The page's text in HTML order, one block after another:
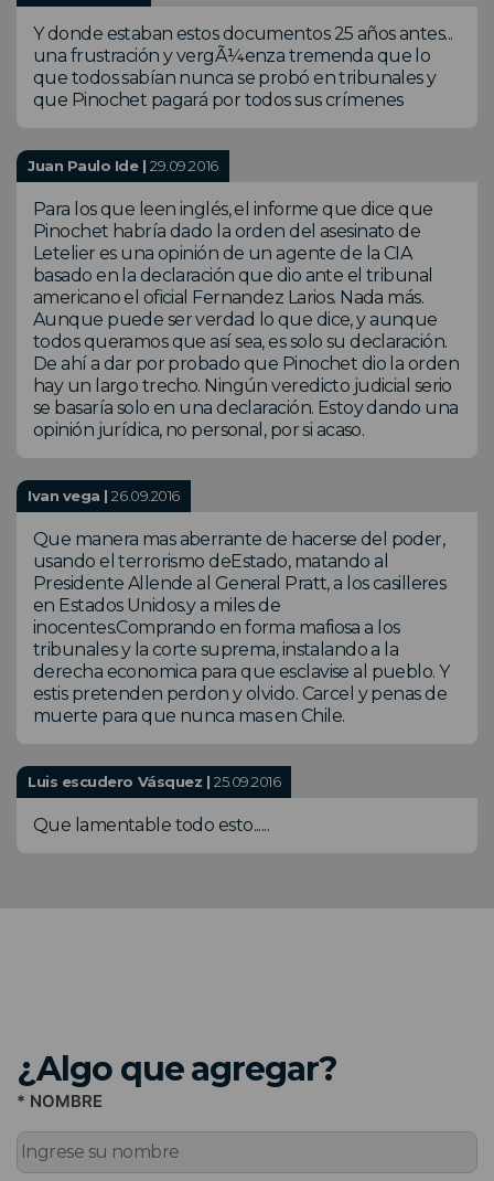
Y donde estaban estos documentos 25 años antes...
una frustración y vergÃ¼enza tremenda que lo
que todos sabían nunca se probó en tribunales y
que Pinochet pagará por todos sus crímenes
Juan Paulo Ide |29.09.2016
Para los que leen inglés, el informe que dice que
Pinochet habría dado la orden del asesinato de
Letelier es una opinión de un agente de la CIA
basado en la declaración que dio ante el tribunal
americano el oficial Fernandez Larios. Nada más.
Aunque puede ser verdad lo que dice, y aunque
todos queramos que así sea, es solo su declaración.
De ahí a dar por probado que Pinochet dio la orden
hay un largo trecho. Ningún veredicto judicial serio
se basaría solo en una declaración. Estoy dando una
opinión jurídica, no personal, por si acaso.
Ivan vega |26.09.2016
Que manera mas aberrante de hacerse del poder,
usando el terrorismo deEstado, matando al
Presidente Allende al General Pratt, a los casilleres
en Estados Unidos.y a miles de
inocentes.Comprando en forma mafiosa a los
tribunales y la corte suprema, instalando a la
derecha economica para que esclavise al pueblo. Y
estis pretenden perdon y olvido. Carcel y penas de
muerte para que nunca mas en Chile.
Luis escudero Vásquez | 25.09.2016
Que lamentable todo esto......
¿Algo que agregar?
* NOMBRE